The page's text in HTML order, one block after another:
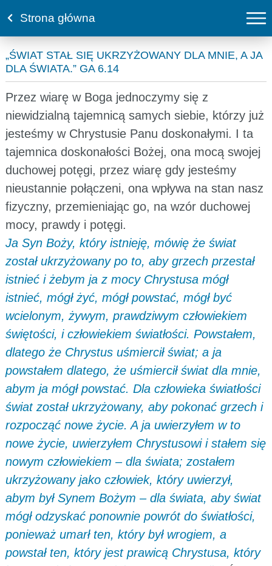
Strona główna
„ŚWIAT STAŁ SIĘ UKRZYŻOWANY DLA MNIE, A JA
DLA ŚWIATA.” GA 6.14
Przez wiarę w Boga jednoczymy się z
niewidzialną tajemnicą samych siebie, którzy już
jesteśmy w Chrystusie Panu doskonałymi. I ta
tajemnica doskonałości Bożej, ona mocą swojej
duchowej potęgi, przez wiarę gdy jesteśmy
nieustannie połączeni, ona wpływa na stan nasz
fizyczny, przemieniając go, na wzór duchowej
mocy, prawdy i potęgi.
Ja Syn Boży, który istnieję, mówię że świat
został ukrzyżowany po to, aby grzech przestał
istnieć i żebym ja z mocy Chrystusa mógł
istnieć, mógł żyć, mógł powstać, mógł być
wcielonym, żywym, prawdziwym człowiekiem
świętości, i człowiekiem światłości. Powstałem,
dlatego że Chrystus uśmiercił świat; a ja
powstałem dlatego, że uśmiercił świat dla mnie,
abym ja mógł powstać. Dla człowieka światłości
świat został ukrzyżowany, aby pokonać grzech i
rozpocząć nowe życie. A ja uwierzyłem w to
nowe życie, uwierzyłem Chrystusowi i stałem się
nowym człowiekiem – dla świata; zostałem
ukrzyżowany jako człowiek, który uwierzył,
abym był Synem Bożym – dla świata, aby świat
mógł odzyskać ponownie powrót do światłości,
ponieważ umarł ten, który był wrogiem, a
powstał ten, który jest prawicą Chrystusa, który